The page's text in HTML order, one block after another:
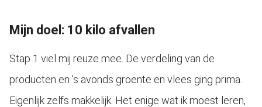
Mijn doel: 10 kilo afvallen
Stap 1 viel mij reuze mee. De verdeling van de
producten en ’s avonds groente en vlees ging prima.
Eigenlijk zelfs makkelijk. Het enige wat ik moest leren,